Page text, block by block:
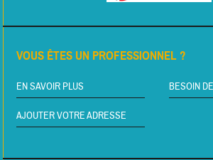
VOUS ÊTES UN PROFESSIONNEL ?
EN SAVOIR PLUS BESOIN
AJOUTER VOTRE ADRESSE